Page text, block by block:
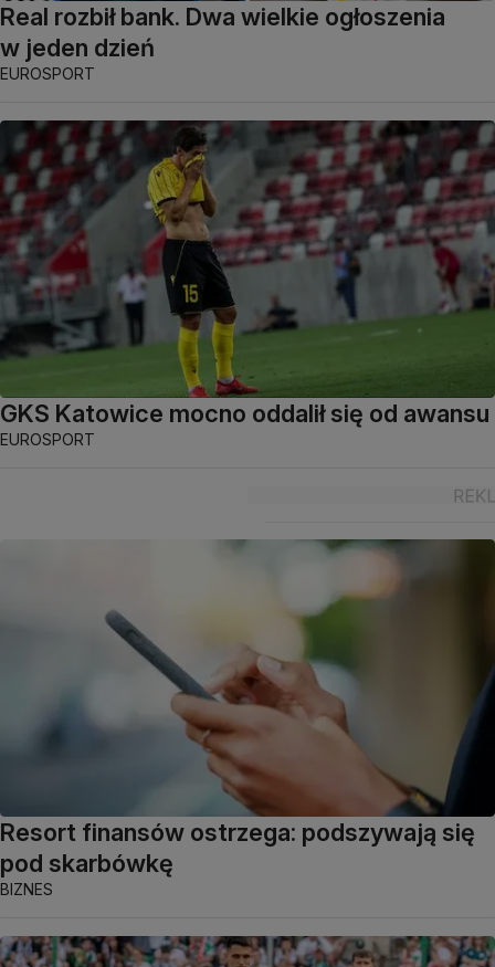
Real rozbił bank. Dwa wielkie ogłoszenia
w jeden dzień
EUROSPORT
GKS Katowice mocno oddalił się od awansu
EUROSPORT
Resort finansów ostrzega: podszywają się
pod skarbówkę
BIZNES